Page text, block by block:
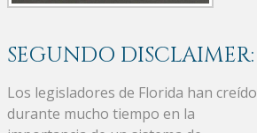
SEGUNDO DISCLAIMER:
Los legisladores de Florida han creído
durante mucho tiempo en la